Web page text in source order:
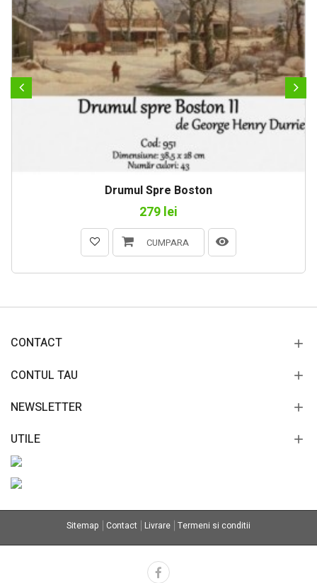
Drumul Spre Boston
279 lei
CUMPARA
CONTACT
CONTUL TAU
NEWSLETTER
UTILE
Sitemap Contact Livrare Termeni si conditii